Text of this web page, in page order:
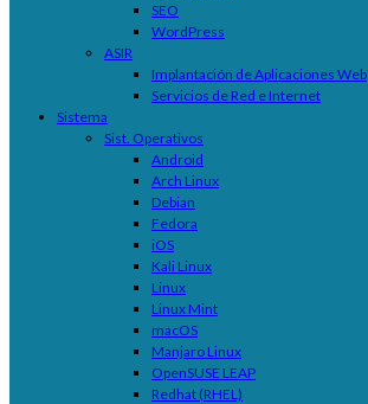
SEO
WordPress
ASIR
Implantación de Aplicaciones Web
Servicios de Red e Internet
Sistema
Sist. Operativos
Android
Arch Linux
Debian
Fedora
iOS
Kali Linux
Linux
Linux Mint
macOS
Manjaro Linux
OpenSUSE LEAP
Redhat (RHEL)